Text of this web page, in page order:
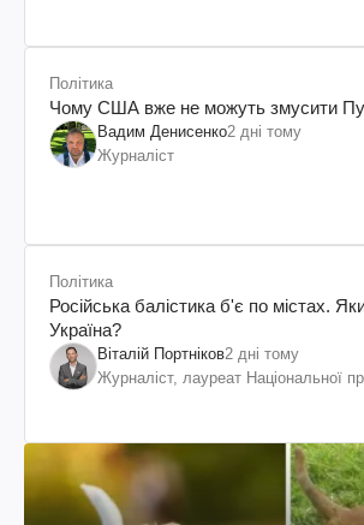
Політика
Чому США вже не можуть змусити
Вадим Денисенко2 дні тому
Журналіст
Політика
Російська балістика б'є по містах.
Україна?
Віталій Портніков2 дні тому
Журналіст, лауреат Національної